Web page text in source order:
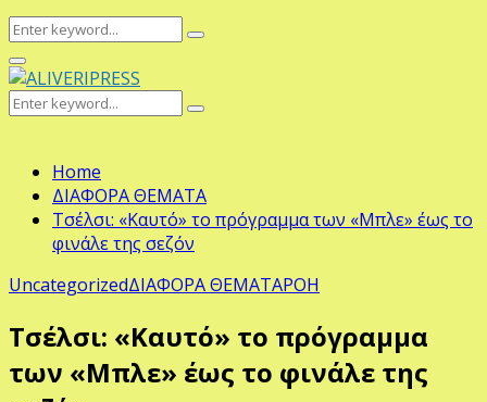
Search
Search
Primary
Menu
Search
Search
Home
ΔΙΑΦΟΡΑ ΘΕΜΑΤΑ
Τσέλσι: «Καυτό» το πρόγραμμα των «Μπλε» έως το
φινάλε της σεζόν
UncategorizedΔΙΑΦΟΡΑ ΘΕΜΑΤΑΡΟΗ
Τσέλσι: «Καυτό» το πρόγραμμα
των «Μπλε» έως το φινάλε της